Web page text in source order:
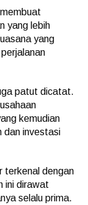
yang lebih
yang
patut dicatat.
kemudian
dan investasi
terkenal dengan
ini dirawat
selalu prima.